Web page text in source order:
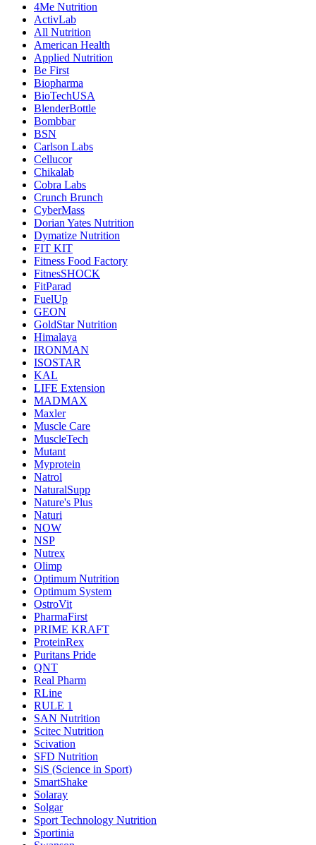
4Me Nutrition
ActivLab
All Nutrition
American Health
Applied Nutrition
Be First
Biopharma
BioTechUSA
BlenderBottle
Bombbar
BSN
Carlson Labs
Cellucor
Chikalab
Cobra Labs
Crunch Brunch
CyberMass
Dorian Yates Nutrition
Dymatize Nutrition
FIT KIT
Fitness Food Factory
FitnesSHOCK
FitParad
FuelUp
GEON
GoldStar Nutrition
Himalaya
IRONMAN
ISOSTAR
KAL
LIFE Extension
MADMAX
Maxler
Muscle Care
MuscleTech
Mutant
Myprotein
Natrol
NaturalSupp
Nature's Plus
Naturi
NOW
NSP
Nutrex
Olimp
Optimum Nutrition
Optimum System
OstroVit
PharmaFirst
PRIME KRAFT
ProteinRex
Puritans Pride
QNT
Real Pharm
RLine
RULE 1
SAN Nutrition
Scitec Nutrition
Scivation
SFD Nutrition
SiS (Science in Sport)
SmartShake
Solaray
Solgar
Sport Technology Nutrition
Sportinia